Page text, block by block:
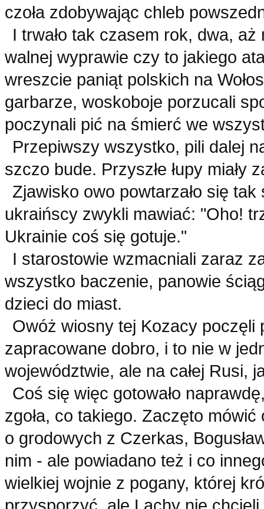
czoła zdobywając chleb
I trwało tak czasem rok, dwa,
walnej wyprawie czy to jakiego
wreszcie paniąt polskich na
garbarze, woskoboje porzucali
poczynali pić na śmierć we
Przepiwszy wszystko, pili dalej
szczo bude. Przyszłe łupy miały
Zjawisko owo powtarzało się
ukraińscy zwykli mawiać: "Oho!
Ukrainie coś się gotuje."
I starostowie wzmacniali zaraz
wszystko baczenie, panowie
dzieci do miast.
Owóż wiosny tej Kozacy poczęli
zapracowane dobro, i to nie w
województwie, ale na całej Rusi,
Coś się więc gotowało
zgoła, co takiego. Zaczęto
o grodowych z Czerkas,
nim - ale powiadano też i co
wielkiej wojnie z pogany, której